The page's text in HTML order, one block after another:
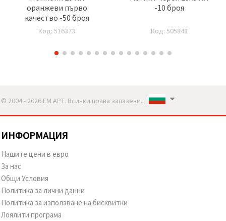
оранжеви първо
качество -50 броя
Код: 516373
-10 броя
Код: 505848
© 2004 - 2026 ЕМ АРТ. Всички права запазени..
ИНФОРМАЦИЯ
Нашите цени в евро
За нас
Общи Условия
Политика за лични данни
Политика за използване на бисквитки
Лоялити програма